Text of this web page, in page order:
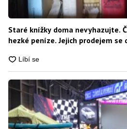
Staré knížky doma nevyhazujte.
hezké peníze. Jejich prodejem se